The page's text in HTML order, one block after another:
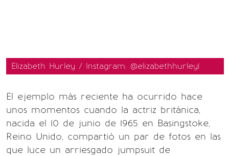
Elizabeth Hurley / Instagram: @elizabethhurley1
El ejemplo más reciente ha ocurrido hace
unos momentos cuando la actriz británica,
nacida el 10 de junio de 1965 en Basingstoke,
Reino Unido, compartió un par de fotos en las
que luce un arriesgado jumpsuit de